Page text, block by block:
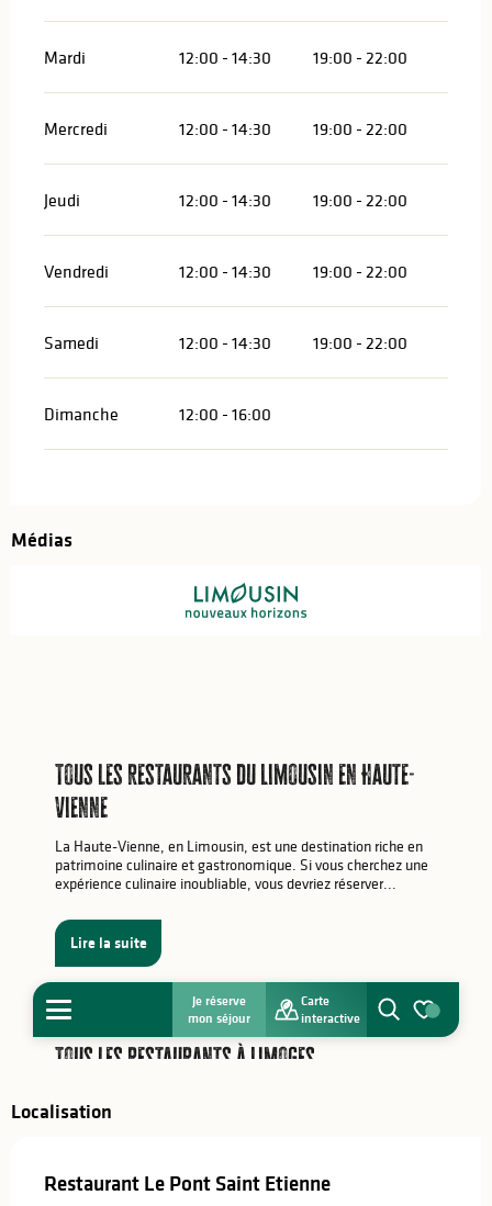
Mardi 12:00 - 14:30 19:00 - 22:00
Mercredi 12:00 - 14:30 19:00 - 22:00
Jeudi 12:00 - 14:30 19:00 - 22:00
Vendredi 12:00 - 14:30 19:00 - 22:00
Samedi 12:00 - 14:30 19:00 - 22:00
Dimanche 12:00 - 16:00
Médias
Localisation
Restaurant Le Pont Saint Etienne